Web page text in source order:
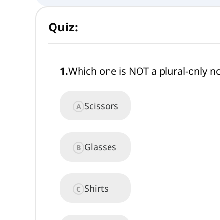
Quiz:
1.Which one is NOT a plural-only
A Scissors
B Glasses
C Shirts